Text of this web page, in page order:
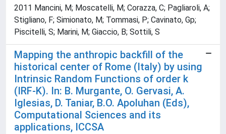
2011 Mancini, M; Moscatelli, M; Corazza, C; Pagliaroli, A;
Stigliano, F; Simionato, M; Tommasi, P; Cavinato, Gp;
Piscitelli, S; Marini, M; Giaccio, B; Sottili, S
Mapping the anthropic backfill of the
historical center of Rome (Italy) by using
Intrinsic Random Functions of order k
(IRF-K). In: B. Murgante, O. Gervasi, A.
Iglesias, D. Taniar, B.O. Apoluhan (Eds),
Computational Sciences and its
applications, ICCSA